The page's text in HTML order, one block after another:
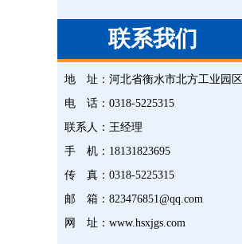
联系我们
地 址： 河北省衡水市北方工业园区
电 话： 0318-5225315
联系人： 王经理
手 机： 18131823695
传 真： 0318-5225315
邮 箱： 823476851@qq.com
网 址： www.hsxjgs.com